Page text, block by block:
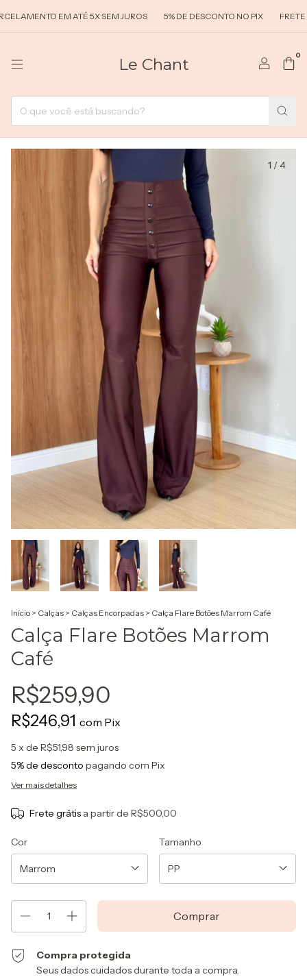
EM ATÉ 5X SEM JUROS 5% DE DESCONTO NO PIX FRETE
Le Chant 0
1 /4
Início > Calças > Calças Encorpadas > Calça Flare Botões Marrom Café
Calça Flare Botões Marrom
Café
R$259,90
R$246,91 com Pix
5 x de R$51,98 sem juros
5% de desconto pagando com Pix
Ver mais detalhes
Frete grátis a partir de R$500,00
Cor Tamanho
Compra protegida
Seus dados cuidados durante toda a compra.